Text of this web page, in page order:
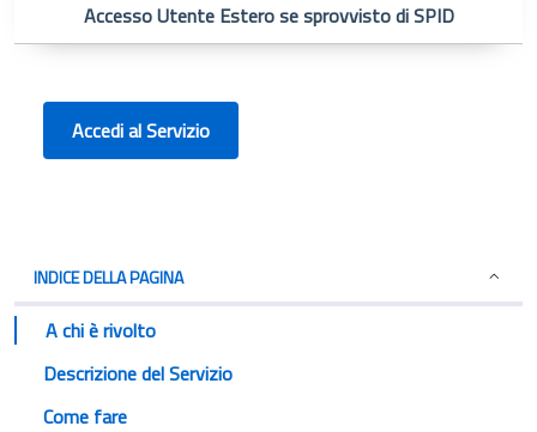
Accesso Utente Estero se sprovvisto di SPID
Accedi al Servizio
INDICE DELLA PAGINA
A chi è rivolto
Descrizione del Servizio
Come fare